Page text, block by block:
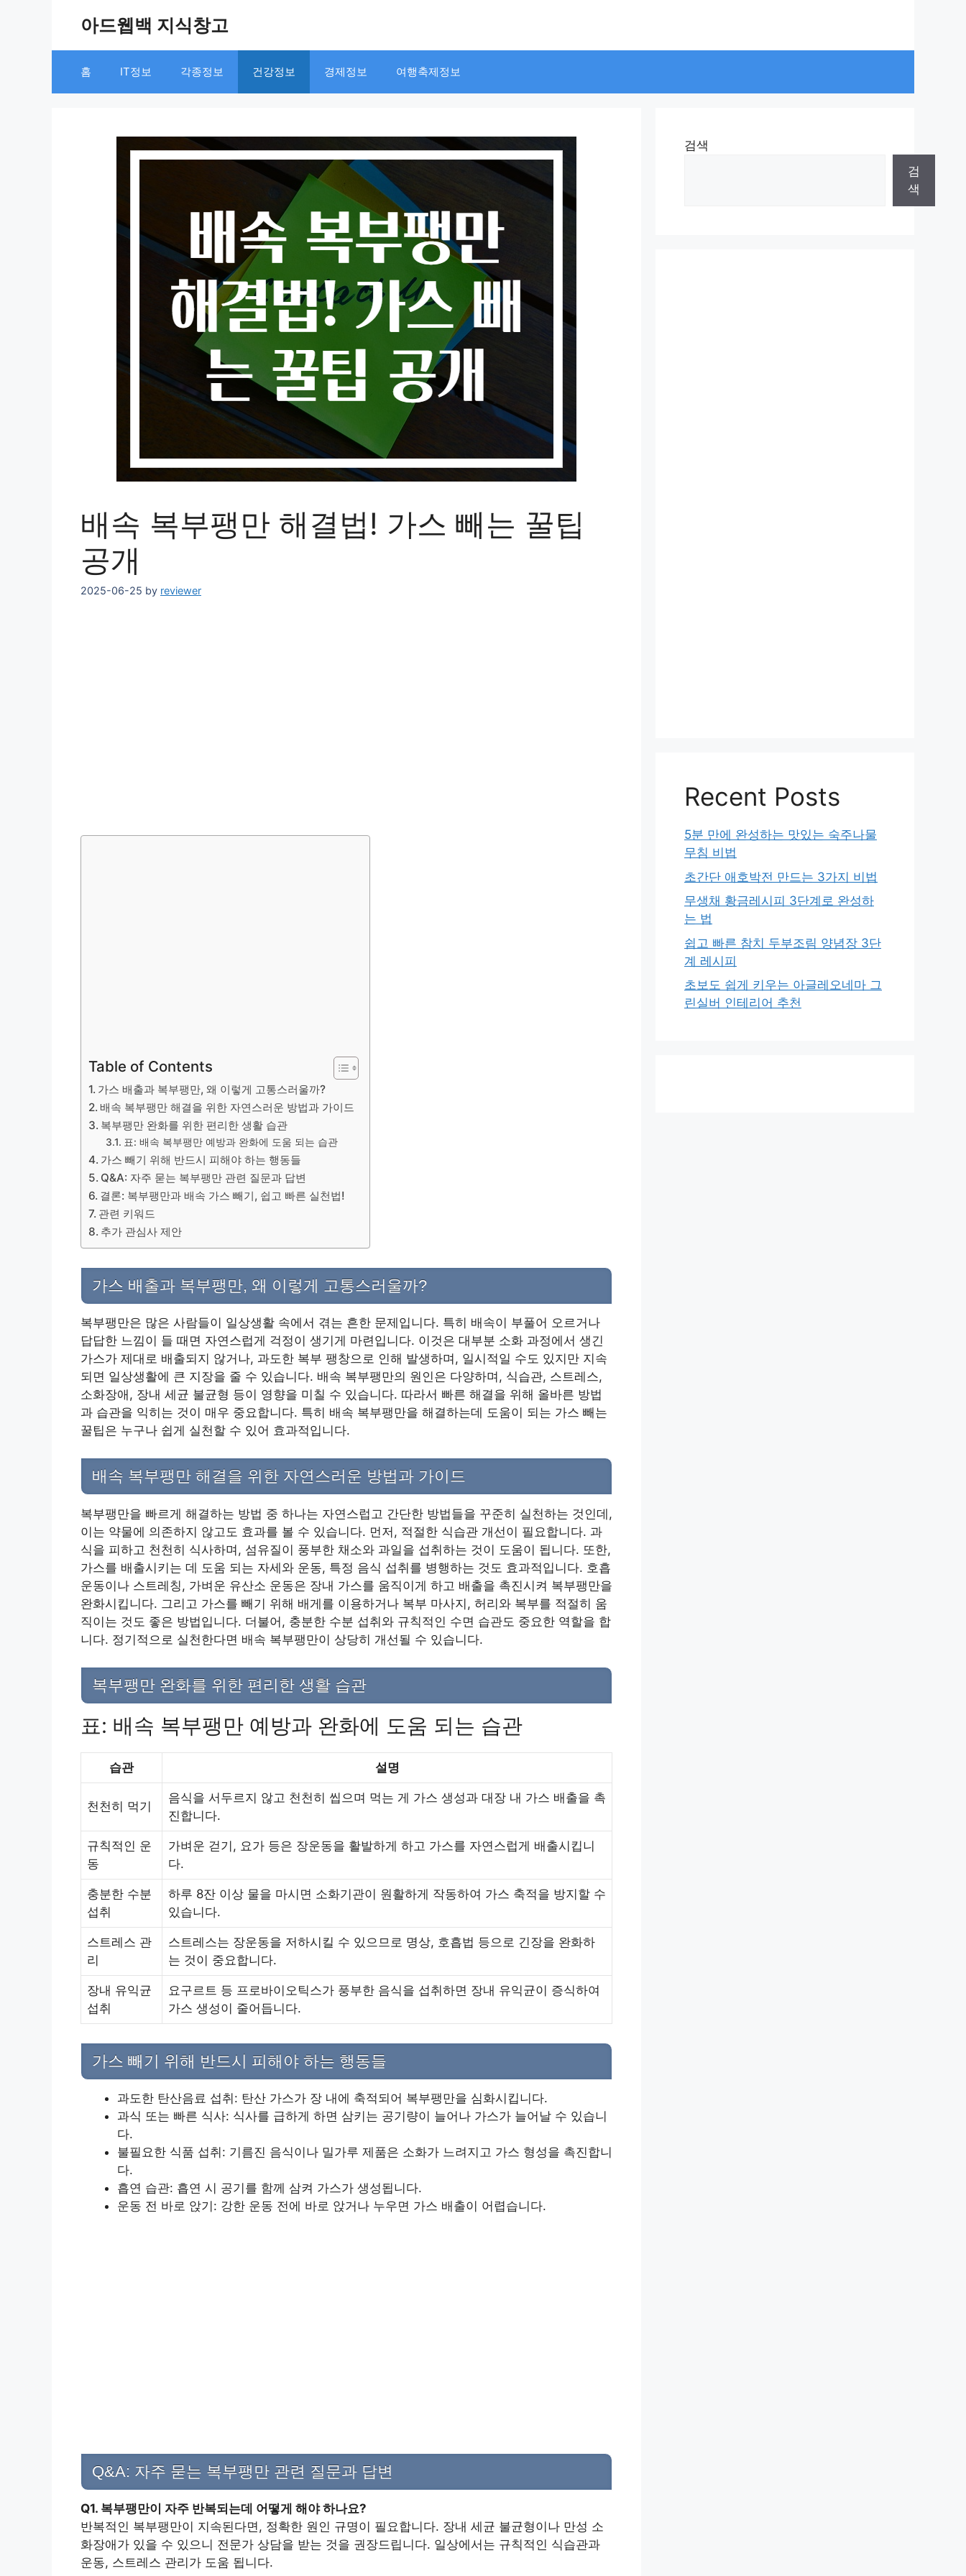
아드웹백 지식창고
홈 IT정보 각종정보 건강정보 경제정보 여행축제정보
배속 복부팽만 해결법! 가스 빼는 꿀팁
공개
2025-06-25 by reviewer
Table of Contents
가스 배출과 복부팽만, 왜 이렇게 고통스러울까?
배속 복부팽만 해결을 위한 자연스러운 방법과 가이드
복부팽만 완화를 위한 편리한 생활 습관
표: 배속 복부팽만 예방과 완화에 도움 되는 습관
가스 빼기 위해 반드시 피해야 하는 행동들
Q&A: 자주 묻는 복부팽만 관련 질문과 답변
결론: 복부팽만과 배속 가스 빼기, 쉽고 빠른 실천법!
관련 키워드
추가 관심사 제안
가스 배출과 복부팽만, 왜 이렇게 고통스러울까?
복부팽만은 많은 사람들이 일상생활 속에서 겪는 흔한 문제입니다. 특히 배속이 부풀어 오르거나
답답한 느낌이 들 때면 자연스럽게 걱정이 생기게 마련입니다. 이것은 대부분 소화 과정에서 생긴
가스가 제대로 배출되지 않거나, 과도한 복부 팽창으로 인해 발생하며, 일시적일 수도 있지만 지속
되면 일상생활에 큰 지장을 줄 수 있습니다. 배속 복부팽만의 원인은 다양하며, 식습관, 스트레스,
소화장애, 장내 세균 불균형 등이 영향을 미칠 수 있습니다. 따라서 빠른 해결을 위해 올바른 방법
과 습관을 익히는 것이 매우 중요합니다. 특히 배속 복부팽만을 해결하는데 도움이 되는 가스 빼는
꿀팁은 누구나 쉽게 실천할 수 있어 효과적입니다.
배속 복부팽만 해결을 위한 자연스러운 방법과 가이드
복부팽만을 빠르게 해결하는 방법 중 하나는 자연스럽고 간단한 방법들을 꾸준히 실천하는 것인데,
이는 약물에 의존하지 않고도 효과를 볼 수 있습니다. 먼저, 적절한 식습관 개선이 필요합니다. 과
식을 피하고 천천히 식사하며, 섬유질이 풍부한 채소와 과일을 섭취하는 것이 도움이 됩니다. 또한,
가스를 배출시키는 데 도움 되는 자세와 운동, 특정 음식 섭취를 병행하는 것도 효과적입니다. 호흡
운동이나 스트레칭, 가벼운 유산소 운동은 장내 가스를 움직이게 하고 배출을 촉진시켜 복부팽만을
완화시킵니다. 그리고 가스를 빼기 위해 배게를 이용하거나 복부 마사지, 허리와 복부를 적절히 움
직이는 것도 좋은 방법입니다. 더불어, 충분한 수분 섭취와 규칙적인 수면 습관도 중요한 역할을 합
니다. 정기적으로 실천한다면 배속 복부팽만이 상당히 개선될 수 있습니다.
복부팽만 완화를 위한 편리한 생활 습관
표: 배속 복부팽만 예방과 완화에 도움 되는 습관
습관 설명
천천히 먹기
음식을 서두르지 않고 천천히 씹으며 먹는 게 가스 생성과 대장 내 가스 배출을 촉
진합니다.
규칙적인 운
동
가벼운 걷기, 요가 등은 장운동을 활발하게 하고 가스를 자연스럽게 배출시킵니
다.
충분한 수분
섭취
하루 8잔 이상 물을 마시면 소화기관이 원활하게 작동하여 가스 축적을 방지할 수
있습니다.
스트레스 관
리
스트레스는 장운동을 저하시킬 수 있으므로 명상, 호흡법 등으로 긴장을 완화하
는 것이 중요합니다.
장내 유익균
섭취
요구르트 등 프로바이오틱스가 풍부한 음식을 섭취하면 장내 유익균이 증식하여
가스 생성이 줄어듭니다.
가스 빼기 위해 반드시 피해야 하는 행동들
과도한 탄산음료 섭취: 탄산 가스가 장 내에 축적되어 복부팽만을 심화시킵니다.
과식 또는 빠른 식사: 식사를 급하게 하면 삼키는 공기량이 늘어나 가스가 늘어날 수 있습니
다.
불필요한 식품 섭취: 기름진 음식이나 밀가루 제품은 소화가 느려지고 가스 형성을 촉진합니
다.
흡연 습관: 흡연 시 공기를 함께 삼켜 가스가 생성됩니다.
운동 전 바로 앉기: 강한 운동 전에 바로 앉거나 누우면 가스 배출이 어렵습니다.
Q&A: 자주 묻는 복부팽만 관련 질문과 답변
Q1. 복부팽만이 자주 반복되는데 어떻게 해야 하나요?
반복적인 복부팽만이 지속된다면, 정확한 원인 규명이 필요합니다. 장내 세균 불균형이나 만성 소
화장애가 있을 수 있으니 전문가 상담을 받는 것을 권장드립니다. 일상에서는 규칙적인 식습관과
운동, 스트레스 관리가 도움 됩니다.
검색
검
색
Recent Posts
5분 만에 완성하는 맛있는 숙주나물
무침 비법
초간단 애호박전 만드는 3가지 비법
무생채 황금레시피 3단계로 완성하
는 법
쉽고 빠른 참치 두부조림 양념장 3단
계 레시피
초보도 쉽게 키우는 아글레오네마 그
린실버 인테리어 추천